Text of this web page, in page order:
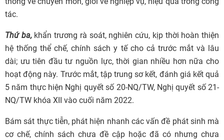
tác.
Thứ ba,khẩn trương rà soát, nghiên cứu, kịp thời hoàn thiện
hệ thống thể chế, chính sách y tế cho cả trước mắt và lâu
dài; ưu tiên đầu tư nguồn lực, thời gian nhiều hơn nữa cho
hoạt động này. Trước mắt, tập trung sơ kết, đánh giá kết quả
5 năm thực hiện Nghị quyết số 20-NQ/TW, Nghị quyết số 21-
NQ/TW khóa XII vào cuối năm 2022.
Bám sát thực tiễn, phát hiện nhanh các vấn đề phát sinh mà
cơ chế, chính sách chưa đề cập hoặc đã có nhưng chưa